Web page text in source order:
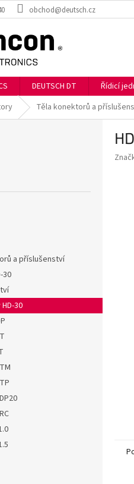
obchod@deutsch.cz
DEUTSCH DT Řídicí
Těla konektorů a
a příslušenství
30
30